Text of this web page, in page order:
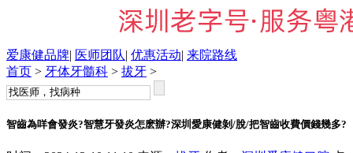
爱康健品牌| 医师团队| 优惠活动| 来院路线
首页 > 牙体牙髓科 > 拔牙 >
智齒為咩會發炎?智慧牙發炎怎麽辦?深圳愛康健剝/脫/把智齒收費價錢幾多?